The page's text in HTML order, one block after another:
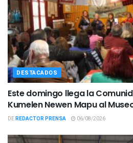
DESTACADOS
Este domingo llega la
Kumelen Newen Mapu al
DEREDACTOR PRENSA 06/08/2026